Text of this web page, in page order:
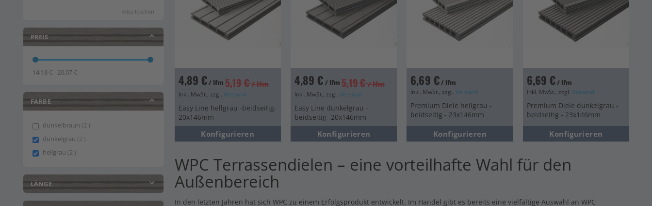
4,89 €/ lfm 5,19 € / lfm
Inkl. MwSt., zzgl. Versand
Easy Line hellgrau -beidseitig-
20x146mm
Konfigurieren
4,89 € / lfm5,19 € / lfm
Inkl. MwSt., zzgl. Versand
Easy Line dunkelgrau -
beidseitig- 20x146mm
Konfigurieren
6,69 €/ lfm
Inkl. MwSt., zzgl.Versand
Premium Diele hellgrau -
beidseitig - 23x146mm
Konfigurieren
6,69 €/ lfm
Inkl. MwSt., zzgl. Versand
Premium Diele dunkelgrau -
beidseitig - 23x146mm
Konfigurieren
WPC Terrassendielen – eine vorteilhafte Wahl für den
Außenbereich
In den letzten Jahren hat sich WPC zu einem Erfolgsprodukt entwickelt. Im Handel gibt es bereits eine vielfältige Auswahl an WPC
Alles löschen
PREIS
14,18 € - 20,07 €
FARBE
dunkelbraun 2 items
dunkelgrau 2 items
hellgrau 2 items
LÄNGE